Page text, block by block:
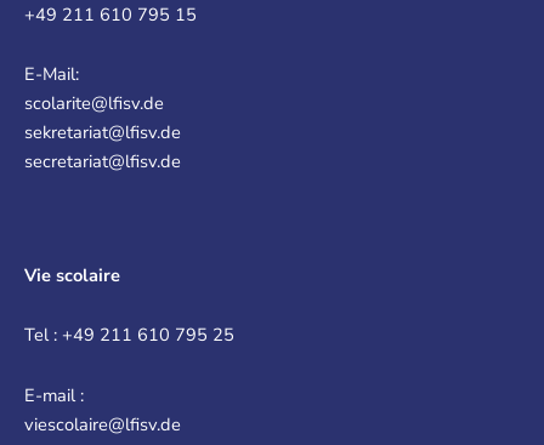
+49 211 610 795 15
E-Mail:
scolarite@lfisv.de
sekretariat@lfisv.de
secretariat@lfisv.de
Vie scolaire
Tel : +49 211 610 795 25
E-mail :
viescolaire@lfisv.de